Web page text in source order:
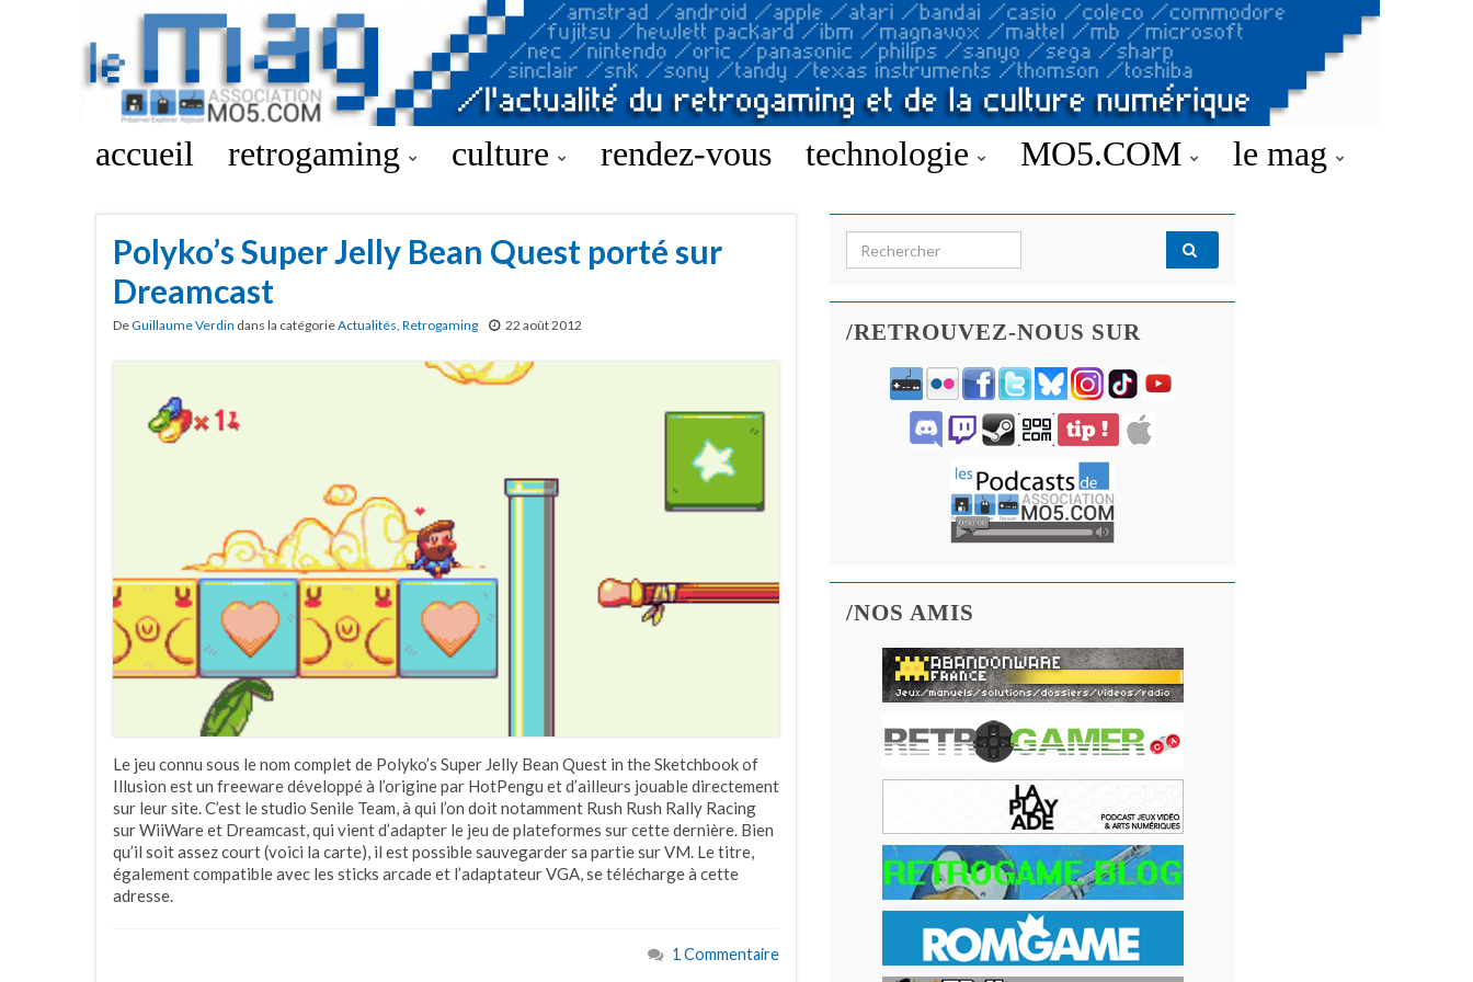
accueil retrogaming culture rendez-vous technologie MO5.COM le mag
Polyko’s Super Jelly Bean Quest porté sur
Dreamcast
DeGuillaume Verdin dans la catégorieActualités, Retrogaming 22 août 2012
Le jeu connu sous le nom complet de Polyko’s Super Jelly Bean Quest in the Sketchbook of
Illusion est un freeware développé à l’origine par HotPengu et d’ailleurs jouable directement
sur leur site. C’est le studio Senile Team, à qui l’on doit notamment Rush Rush Rally Racing
sur WiiWare et Dreamcast, qui vient d’adapter le jeu de plateformes sur cette dernière. Bien
qu’il soit assez court (voici la carte), il est possible sauvegarder sa partie sur VM. Le titre,
également compatible avec les sticks arcade et l’adaptateur VGA, se télécharge à cette
adresse.
1 Commentaire
Search for:
/RETROUVEZ-NOUS SUR
/NOS AMIS